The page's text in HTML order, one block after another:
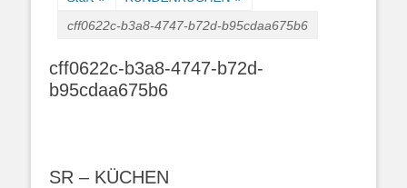
cff0622c-b3a8-4747-b72d-b95cdaa675b6
cff0622c-b3a8-4747-b72d-
b95cdaa675b6
SR – KÜCHEN